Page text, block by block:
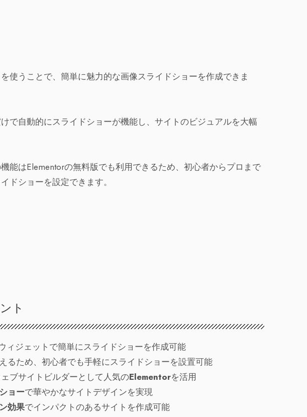
使うことで、簡単に魅力的な画像スライドショーを作成できま
で自動的にスライドショーが機能し、サイトのビジュアルを大幅
能はElementorの無料版でも利用できるため、初心者からプロまで
ドショーを設定できます。
ト
ィジェットで簡単にスライドショーを作成可能
るため、初心者でも手軽にスライドショーを設置可能
ブサイトビルダーとして人気のElementorを活用
ョーで華やかなサイトデザインを実現
効果でインパクトのあるサイトを作成可能